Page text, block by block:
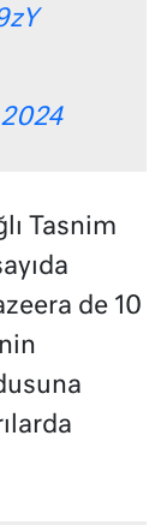
Tasnim
de 10